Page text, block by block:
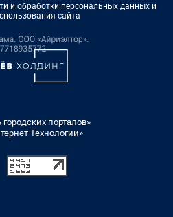
и обработки персональных данных и
сайта
порталов»
Технологии»